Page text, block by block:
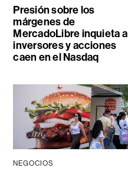
Presión sobre los
márgenes de
MercadoLibre inquieta a
inversores y acciones
caen en el Nasdaq
NEGOCIOS